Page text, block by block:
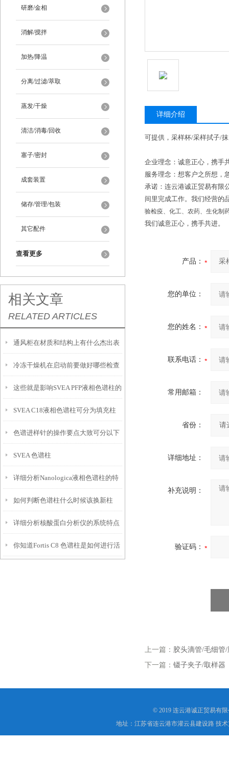
研磨/金相
消解/搅拌
加热/降温
分离/过滤/萃取
蒸发/干燥
清洁/消毒/回收
塞子/密封
成套装置
储存/管理/包装
其它配件
查看更多
相关文章
RELATED ARTICLES
通风柜在材质和结构上有什么杰出表
现？
冷冻干燥机在启动前要做好哪些检查
工作？
这些就是影响SVEA PFP液相色谱柱的
使用因素
SVEA C18液相色谱柱可分为填充柱
和开管柱两大类
色谱进样针的操作要点大致可分以下
五点
SVEA 色谱柱
详细分析Nanologica液相色谱柱的特
性特点
如何判断色谱柱什么时候该换新柱
了？
详细分析核酸蛋白分析仪的系统特点
和操作说明
你知道Fortis C8 色谱柱是如何进行活
详细介绍
可提供，采样杯/采样拭子/
企业理念：诚意正心，携手
服务理念：想客户之所想，
承诺：连云港诚正贸易有限
间里完成工作。我们经营的
验检疫、化工、农药、生化制
我们诚意正心，携手共进。
产品：
您的单位：
您的姓名：
联系电话：
常用邮箱：
省份：
详细地址：
补充说明：
验证码：
上一篇： 胶头滴管/毛细管
下一篇： 镊子夹子/取样器
© 2019 连云港诚正贸易有
地址：江苏省连云港市灌云县建设路 技